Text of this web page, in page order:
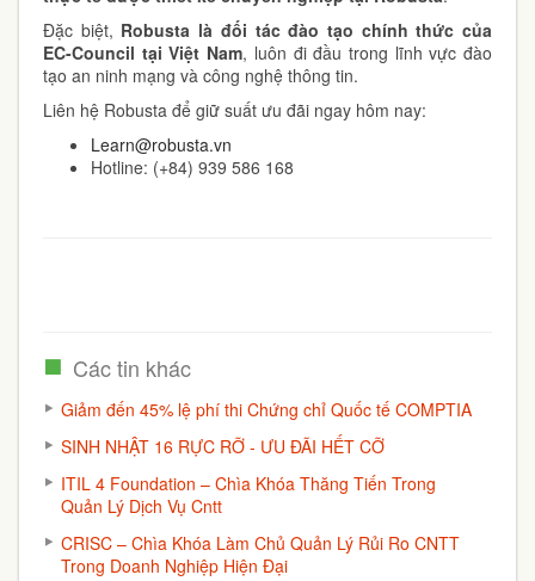
Đặc biệt, Robusta là đối tác đào tạo chính thức của
EC-Council tại Việt Nam, luôn đi đầu trong lĩnh vực đào
tạo an ninh mạng và công nghệ thông tin.
Liên hệ Robusta để giữ suất ưu đãi ngay hôm nay:
Learn@robusta.vn
Hotline: (+84) 939 586 168
Các tin khác
Giảm đến 45% lệ phí thi Chứng chỉ Quốc tế COMPTIA
SINH NHẬT 16 RỰC RỠ - ƯU ĐÃI HẾT CỠ
ITIL 4 Foundation – Chìa Khóa Thăng Tiến Trong
Quản Lý Dịch Vụ Cntt
CRISC – Chìa Khóa Làm Chủ Quản Lý Rủi Ro CNTT
Trong Doanh Nghiệp Hiện Đại